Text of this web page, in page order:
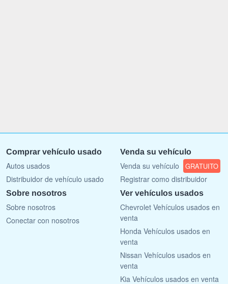
Comprar vehículo usado
Autos usados
Distribuidor de vehículo usado
Venda su vehículo
Venda su vehículo GRATUITO
Registrar como distribuidor
Sobre nosotros
Sobre nosotros
Conectar con nosotros
Ver vehículos usados
Chevrolet Vehículos usados en
venta
Honda Vehículos usados en
venta
Nissan Vehículos usados en
venta
Kia Vehículos usados en venta